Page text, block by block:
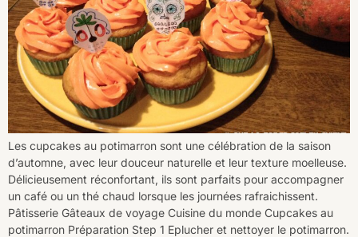
Les cupcakes au potimarron sont une célébration de la saison
d’automne, avec leur douceur naturelle et leur texture moelleuse.
Délicieusement réconfortant, ils sont parfaits pour accompagner
un café ou un thé chaud lorsque les journées rafraichissent.
Pâtisserie Gâteaux de voyage Cuisine du monde Cupcakes au
potimarron Préparation Step 1 Eplucher et nettoyer le potimarron.